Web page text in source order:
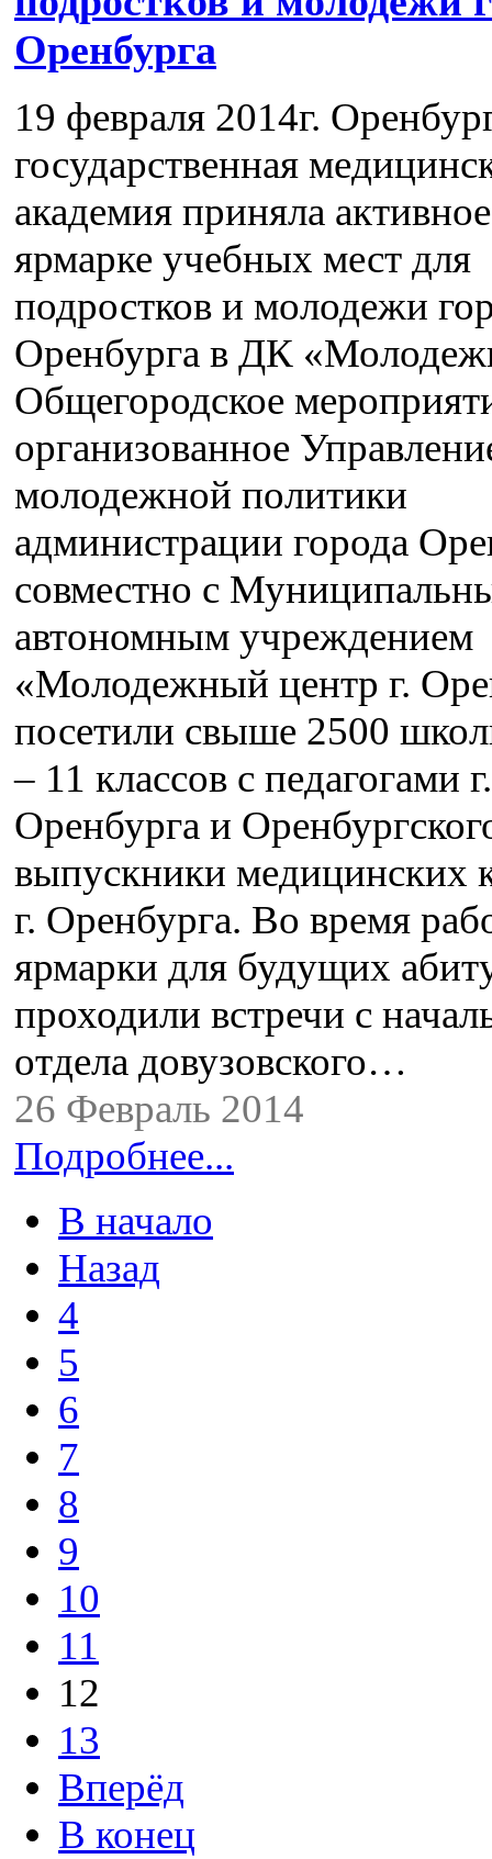
Оренбурга
19 февраля 2014г.
государственная
академия приняла
ярмарке учебных мест для
подростков и молодежи
Оренбурга в ДК
Общегородское
организованное
молодежной политики
администрации города
совместно с
автономным учреждением
«Молодежный центр г.
посетили свыше 2500
– 11 классов с педагогами г.
Оренбурга и
выпускники медицинских
г. Оренбурга. Во время
ярмарки для будущих
проходили встречи с
отдела довузовского…
26 Февраль 2014
Подробнее...
В начало
Назад
4
5
6
7
8
9
10
11
12
13
Вперёд
В конец